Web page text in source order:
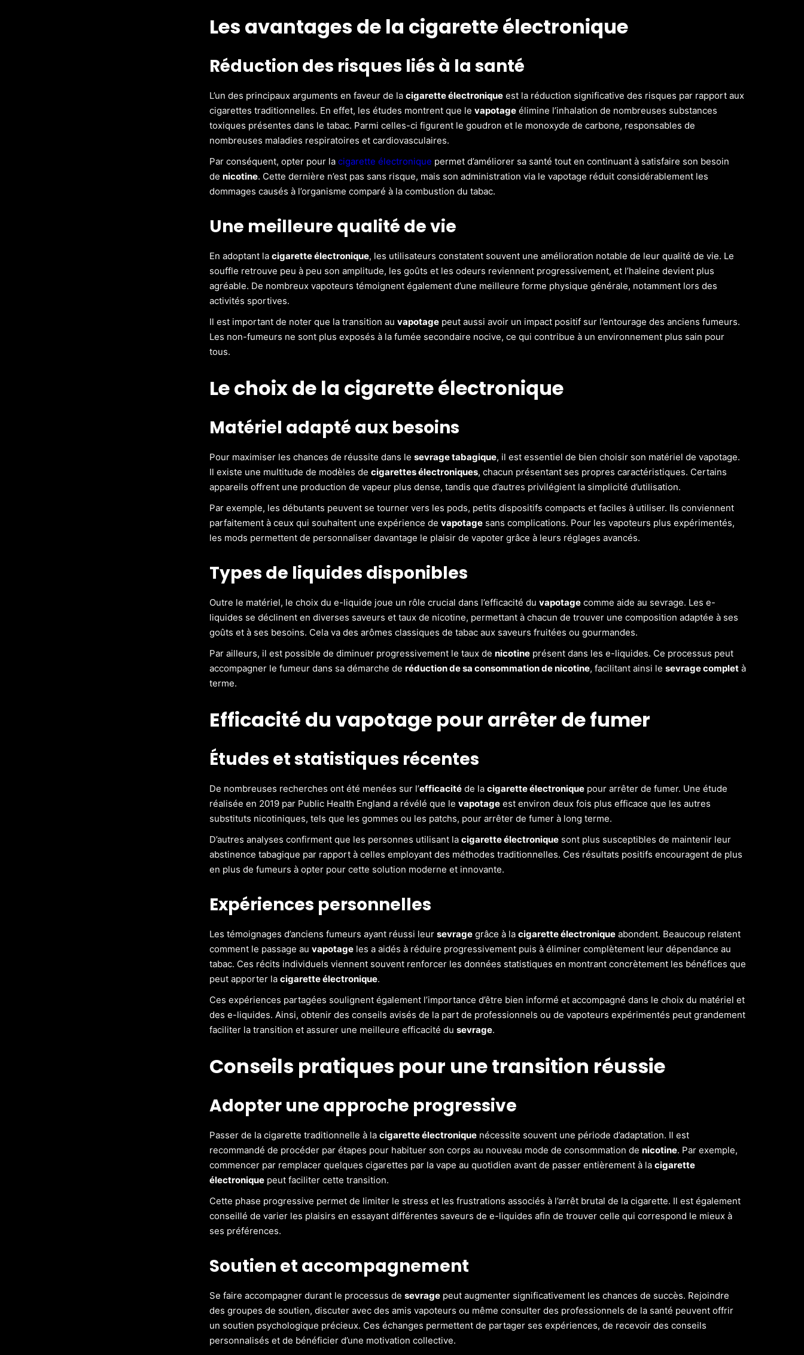
Les avantages de la cigarette électronique
Réduction des risques liés à la santé
L’un des principaux arguments en faveur de la cigarette électroniqueest la réduction significative des risques par rapport aux
cigarettes traditionnelles. En effet, les études montrent que le vapotageélimine l’inhalation de nombreuses substances
toxiques présentes dans le tabac. Parmi celles-ci figurent le goudron et le monoxyde de carbone, responsables de
nombreuses maladies respiratoires et cardiovasculaires.
Par conséquent, opter pour la cigarette électronique permet d’améliorer sa santé tout en continuant à satisfaire son besoin
de nicotine. Cette dernière n’est pas sans risque, mais son administration via le vapotage réduit considérablement les
dommages causés à l’organisme comparé à la combustion du tabac.
Une meilleure qualité de vie
En adoptant la cigarette électronique, les utilisateurs constatent souvent une amélioration notable de leur qualité de vie. Le
souffle retrouve peu à peu son amplitude, les goûts et les odeurs reviennent progressivement, et l’haleine devient plus
agréable. De nombreux vapoteurs témoignent également d’une meilleure forme physique générale, notamment lors des
activités sportives.
Il est important de noter que la transition au vapotagepeut aussi avoir un impact positif sur l’entourage des anciens fumeurs.
Les non-fumeurs ne sont plus exposés à la fumée secondaire nocive, ce qui contribue à un environnement plus sain pour
tous.
Le choix de la cigarette électronique
Matériel adapté aux besoins
Pour maximiser les chances de réussite dans le sevrage tabagique, il est essentiel de bien choisir son matériel de vapotage.
Il existe une multitude de modèles de cigarettes électroniques, chacun présentant ses propres caractéristiques. Certains
appareils offrent une production de vapeur plus dense, tandis que d’autres privilégient la simplicité d’utilisation.
Par exemple, les débutants peuvent se tourner vers les pods, petits dispositifs compacts et faciles à utiliser. Ils conviennent
parfaitement à ceux qui souhaitent une expérience de vapotagesans complications. Pour les vapoteurs plus expérimentés,
les mods permettent de personnaliser davantage le plaisir de vapoter grâce à leurs réglages avancés.
Types de liquides disponibles
Outre le matériel, le choix du e-liquide joue un rôle crucial dans l’efficacité du vapotagecomme aide au sevrage. Les e-
liquides se déclinent en diverses saveurs et taux de nicotine, permettant à chacun de trouver une composition adaptée à ses
goûts et à ses besoins. Cela va des arômes classiques de tabac aux saveurs fruitées ou gourmandes.
Par ailleurs, il est possible de diminuer progressivement le taux de nicotineprésent dans les e-liquides. Ce processus peut
accompagner le fumeur dans sa démarche de réduction de sa consommation de nicotine, facilitant ainsi le sevrage completà
terme.
Efficacité du vapotage pour arrêter de fumer
Études et statistiques récentes
De nombreuses recherches ont été menées sur l’efficacitéde la cigarette électroniquepour arrêter de fumer. Une étude
réalisée en 2019 par Public Health England a révélé que le vapotageest environ deux fois plus efficace que les autres
substituts nicotiniques, tels que les gommes ou les patchs, pour arrêter de fumer à long terme.
D’autres analyses confirment que les personnes utilisant la cigarette électroniquesont plus susceptibles de maintenir leur
abstinence tabagique par rapport à celles employant des méthodes traditionnelles. Ces résultats positifs encouragent de plus
en plus de fumeurs à opter pour cette solution moderne et innovante.
Expériences personnelles
Les témoignages d’anciens fumeurs ayant réussi leur sevragegrâce à la cigarette électroniqueabondent. Beaucoup relatent
comment le passage au vapotageles a aidés à réduire progressivement puis à éliminer complètement leur dépendance au
tabac. Ces récits individuels viennent souvent renforcer les données statistiques en montrant concrètement les bénéfices que
peut apporter la cigarette électronique.
Ces expériences partagées soulignent également l’importance d’être bien informé et accompagné dans le choix du matériel et
des e-liquides. Ainsi, obtenir des conseils avisés de la part de professionnels ou de vapoteurs expérimentés peut grandement
faciliter la transition et assurer une meilleure efficacité du sevrage.
Conseils pratiques pour une transition réussie
Adopter une approche progressive
Passer de la cigarette traditionnelle à la cigarette électroniquenécessite souvent une période d’adaptation. Il est
recommandé de procéder par étapes pour habituer son corps au nouveau mode de consommation de nicotine. Par exemple,
commencer par remplacer quelques cigarettes par la vape au quotidien avant de passer entièrement à la cigarette
électroniquepeut faciliter cette transition.
Cette phase progressive permet de limiter le stress et les frustrations associés à l’arrêt brutal de la cigarette. Il est également
conseillé de varier les plaisirs en essayant différentes saveurs de e-liquides afin de trouver celle qui correspond le mieux à
ses préférences.
Soutien et accompagnement
Se faire accompagner durant le processus de sevragepeut augmenter significativement les chances de succès. Rejoindre
des groupes de soutien, discuter avec des amis vapoteurs ou même consulter des professionnels de la santé peuvent offrir
un soutien psychologique précieux. Ces échanges permettent de partager ses expériences, de recevoir des conseils
personnalisés et de bénéficier d’une motivation collective.